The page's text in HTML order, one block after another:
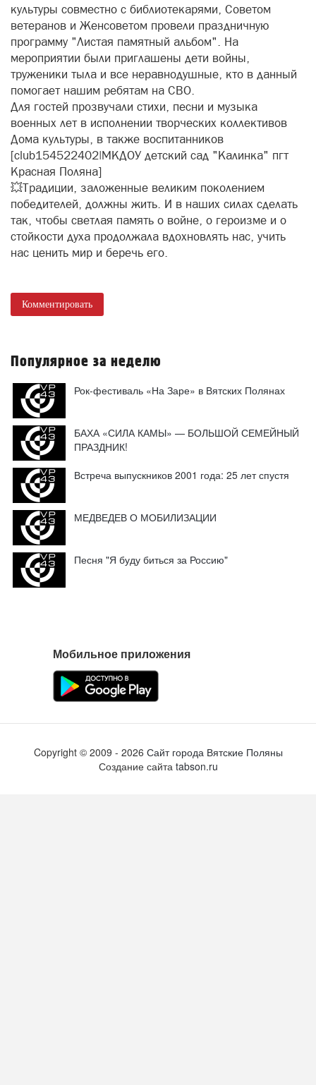
культуры совместно с библиотекарями, Советом
ветеранов и Женсоветом провели праздничную
программу "Листая памятный альбом". На
мероприятии были приглашены дети войны,
труженики тыла и все неравнодушные, кто в данный
помогает нашим ребятам на СВО.
Для гостей прозвучали стихи, песни и музыка
военных лет в исполнении творческих коллективов
Дома культуры, в также воспитанников
[club154522402|МКДОУ детский сад "Калинка" пгт
Красная Поляна]
💥Традиции, заложенные великим поколением
победителей, должны жить. И в наших силах сделать
так, чтобы светлая память о войне, о героизме и о
стойкости духа продолжала вдохновлять нас, учить
нас ценить мир и беречь его.
Комментировать
Популярное за неделю
Рок-фестиваль «На Заре» в Вятских Полянах
БАХА «СИЛА КАМЫ» — БОЛЬШОЙ СЕМЕЙНЫЙ
ПРАЗДНИК!
Встреча выпускников 2001 года: 25 лет спустя
МЕДВЕДЕВ О МОБИЛИЗАЦИИ
Песня "Я буду биться за Россию"
Мобильное приложения
Copyright © 2009 - 2026 Сайт города Вятские Поляны
Создание сайта tabson.ru